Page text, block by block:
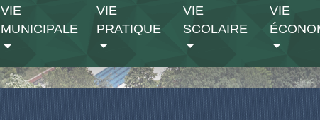
VIE
MUNICIPALE
VIE
PRATIQUE
VIE
SCOLAIRE
VIE